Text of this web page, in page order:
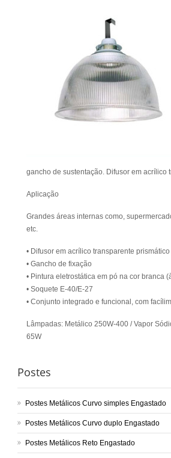
gancho de sustentação. Difusor em acrílico
Aplicação
Grandes áreas internas como,
etc.
• Difusor em acrílico transparente prismático
• Gancho de fixação
• Pintura eletrostática em pó na cor branca
• Soquete E-40/E-27
• Conjunto integrado e funcional, com
Lâmpadas: Metálico 250W-400 / Vapor
65W
Postes
Postes Metálicos Curvo simples Engastado
Postes Metálicos Curvo duplo Engastado
Postes Metálicos Reto Engastado